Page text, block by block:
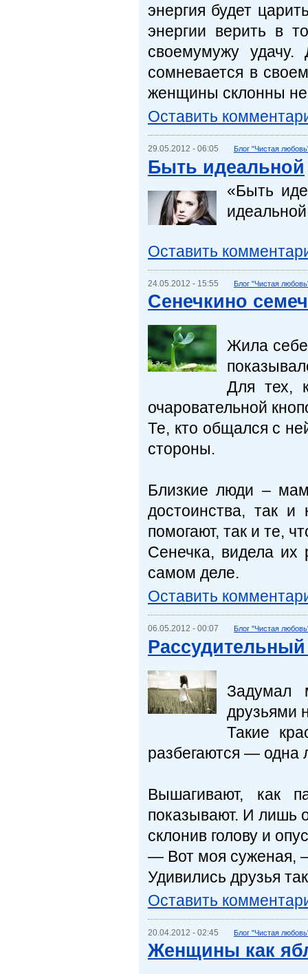
энергия будет
энергии верить в
своемумужу
сомневается в
женщины склонны
Оставить
29.05.2012 - 06:05 Блог "Чистая
Быть идеальной
«Быть
Оставить
24.05.2012 - 15:55 Блог "Чистая
Сенечкино
Жила
Для тех,
очаровательной
Те, кто общался с
стороны.
Близкие люди –
достоинства, так и
помогают, так и те,
Сенечка, видела их
самом деле.
Оставить
06.05.2012 - 00:07 Блог "Чистая
Задумал
друзьями
Такие
разбегаются — одна
Вышагивают, как
показывают. И лишь
склонив голову и
— Вот моя суженая,
Удивились друзья
Оставить
20.04.2012 - 02:45 Блог "Чистая
Женщины как